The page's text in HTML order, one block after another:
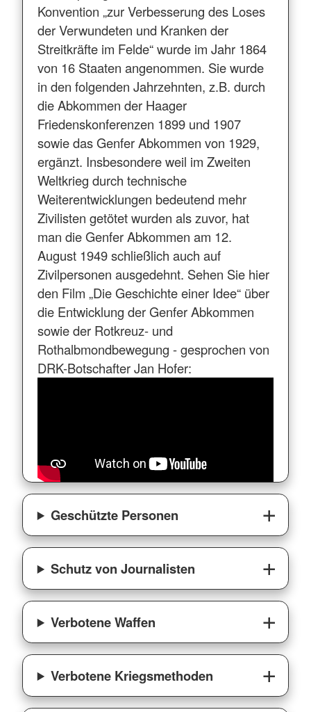
Konvention „zur Verbesserung des Loses
der Verwundeten und Kranken der
Streitkräfte im Felde“ wurde im Jahr 1864
von 16 Staaten angenommen. Sie wurde
in den folgenden Jahrzehnten, z.B. durch
die Abkommen der Haager
Friedenskonferenzen 1899 und 1907
sowie das Genfer Abkommen von 1929,
ergänzt. Insbesondere weil im Zweiten
Weltkrieg durch technische
Weiterentwicklungen bedeutend mehr
Zivilisten getötet wurden als zuvor, hat
man die Genfer Abkommen am 12.
August 1949 schließlich auch auf
Zivilpersonen ausgedehnt. Sehen Sie hier
den Film „Die Geschichte einer Idee“ über
die Entwicklung der Genfer Abkommen
sowie der Rotkreuz- und
Rothalbmondbewegung - gesprochen von
DRK-Botschafter Jan Hofer:
Geschützte Personen
Schutz von Journalisten
Verbotene Waffen
Verbotene Kriegsmethoden